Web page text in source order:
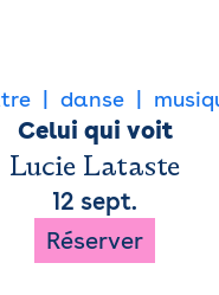
danse
Celui qui voit
Lucie Lataste
12 sept.
Réserver